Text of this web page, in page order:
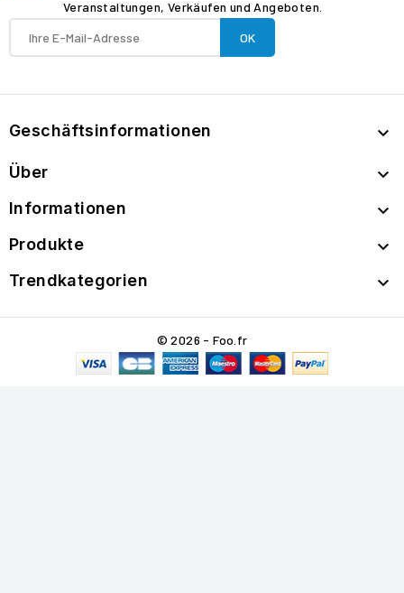
Veranstaltungen, Verkäufen und Angeboten.
Geschäftsinformationen 
Über 
Informationen 
Produkte 
Trendkategorien 
© 2026 - Foo.fr